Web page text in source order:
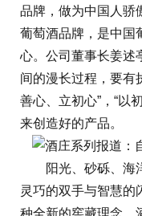
品牌，做为中国人骄
葡萄酒品牌，是中国
心。公司董事长姜述
间的漫长过程，要有
善心、立初心”，“以
来创造好的产品。
阳光、砂砾、海洋
灵巧的双手与智慧的
种全新的窖藏理念，